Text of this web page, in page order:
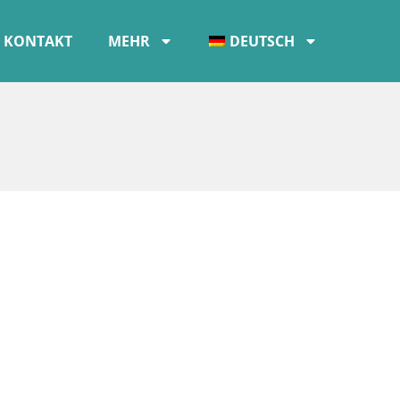
KONTAKT MEHR DEUTSCH